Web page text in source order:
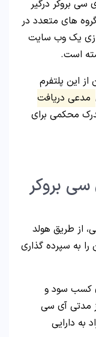
سی بروکر درگیر
های متعدد در
یک وب سایت
است.
از این پلتفرم
مدعی دریافت
محکمی برای
بروکر
از طریق هولد
را به سپرده گذاری
کسب سود و
مدتی آی سی
به دارایی